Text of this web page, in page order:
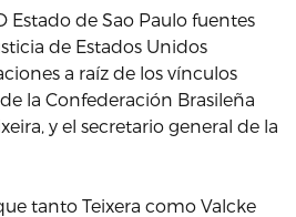
Estado de Sao Paulo fuentes
de Estados Unidos
a raíz de los vínculos
la Confederación Brasileña
y el secretario general de la
tanto Teixera como Valcke